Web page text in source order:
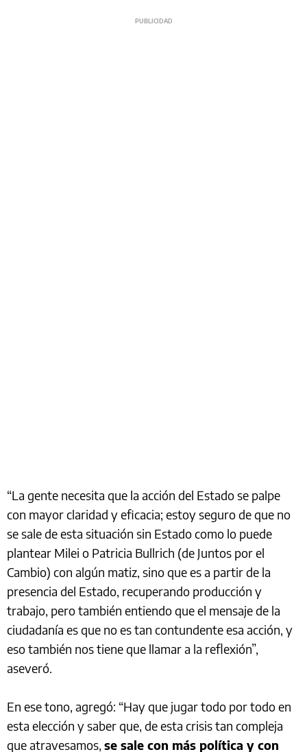
“La gente necesita que la acción del Estado se palpe
con mayor claridad y eficacia; estoy seguro de que no
se sale de esta situación sin Estado como lo puede
plantear Milei o Patricia Bullrich (de Juntos por el
Cambio) con algún matiz, sino que es a partir de la
presencia del Estado, recuperando producción y
trabajo, pero también entiendo que el mensaje de la
ciudadanía es que no es tan contundente esa acción, y
eso también nos tiene que llamar a la reflexión”,
aseveró.
En ese tono, agregó: “Hay que jugar todo por todo en
esta elección y saber que, de esta crisis tan compleja
que atravesamos, se sale con más política y con